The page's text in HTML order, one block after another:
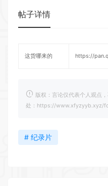
帖子详情
这货哪来的 https://
版权：言论仅代表个人观点
处：https://www.xfyzyyb.xyz/
# 纪录片